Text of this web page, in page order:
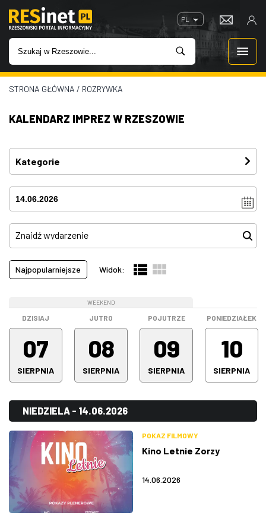
PL
WIADOMOŚCI
INWESTYCJE
IMPREZY
ROZRYWKA
W KINACH
GASTRONOMIA
W RZESZOWIE
STRONA GŁÓWNA / ROZRYWKA
KALENDARZ IMPREZ W RZESZOWIE
Kategorie
Festiwal
(4)
(4)
Koncerty
(81)
Pokazy filmowe
Spotkanie
(0)
Warsztaty
(0)
Wszystkie kategorie
(195)
Najpopularniejsze Widok:
DZISIAJ
07
SIERPNIA
WEEKEND
JUTRO
08
SIERPNIA
POJUTRZE
09
SIERPNIA
PONIEDZIAŁEK
10
SIERPNIA
NIEDZIELA - 14.06.2026
POKAZ FILMOWY
Kino Letnie Zorzy
14.06.2026